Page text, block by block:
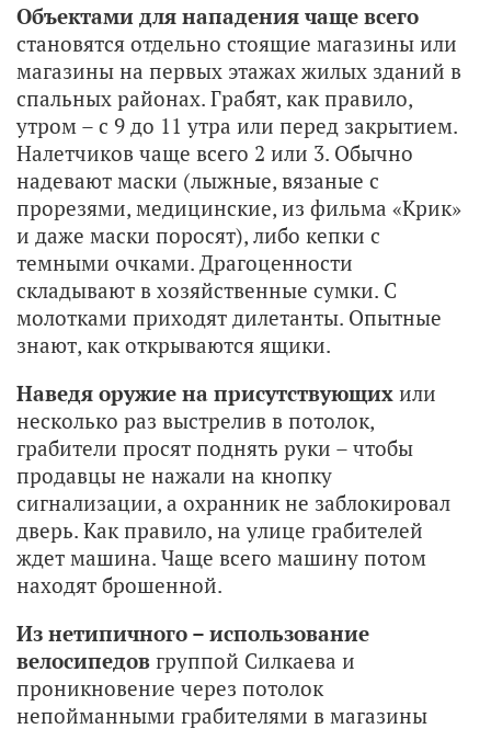
Объектами для нападения чаще всего
становятся отдельно стоящие магазины или
магазины на первых этажах жилых зданий в
спальных районах. Грабят, как правило,
утром – с 9 до 11 утра или перед закрытием.
Налетчиков чаще всего 2 или 3. Обычно
надевают маски (лыжные, вязаные с
прорезями, медицинские, из фильма «Крик»
и даже маски поросят), либо кепки с
темными очками. Драгоценности
складывают в хозяйственные сумки. С
молотками приходят дилетанты. Опытные
знают, как открываются ящики.
Наведя оружие на присутствующих или
несколько раз выстрелив в потолок,
грабители просят поднять руки – чтобы
продавцы не нажали на кнопку
сигнализации, а охранник не заблокировал
дверь. Как правило, на улице грабителей
ждет машина. Чаще всего машину потом
находят брошенной.
Из нетипичного – использование
велосипедов группой Силкаева и
проникновение через потолок
непойманными грабителями в магазины